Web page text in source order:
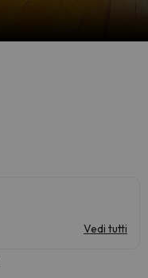
Vedi tutti